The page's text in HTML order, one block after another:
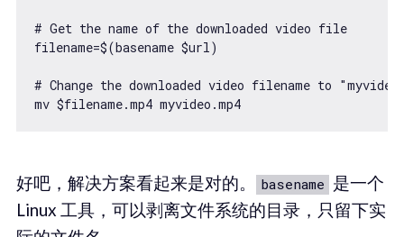
# Get the name of the downloaded video file
filename=$(basename $url)
# Change the downloaded video filename to
mv $filename.mp4 myvideo.mp4
好吧，解决方案看起来是对的。 basename 是一个
Linux 工具，可以剥离文件系统的目录，只留下实